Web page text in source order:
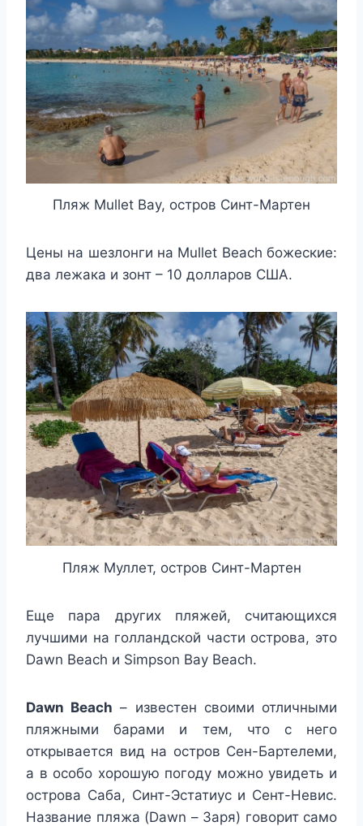
Пляж Mullet Bay, остров Синт-Мартен
Цены на шезлонги на Mullet Beach божеские:
два лежака и зонт – 10 долларов США.
Пляж Муллет, остров Синт-Мартен
Еще пара других пляжей, считающихся
лучшими на голландской части острова, это
Dawn Beach и Simpson Bay Beach.
Dawn Beach – известен своими отличными
пляжными барами и тем, что с него
открывается вид на остров Сен-Бартелеми,
а в особо хорошую погоду можно увидеть и
острова Саба, Синт-Эстатиус и Сент-Невис.
Название пляжа (Dawn – Заря) говорит само